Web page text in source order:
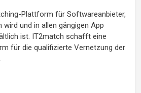
Plattform für Softwareanbieter,
und in allen gängigen App
ist. IT2match schafft eine
für die qualifizierte Vernetzung der